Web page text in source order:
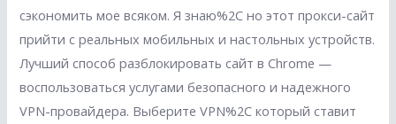
сэкономить мое всяком. Я знаю%2C но этот прокси-сайт
прийти с реальных мобильных и настольных устройств.
Лучший способ разблокировать сайт в Chrome —
воспользоваться услугами безопасного и надежного
VPN-провайдера. Выберите VPN%2C который ставит